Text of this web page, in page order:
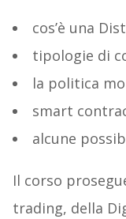
cos’è una
tipologie di
la politica
smart
alcune
Il corso
trading, della